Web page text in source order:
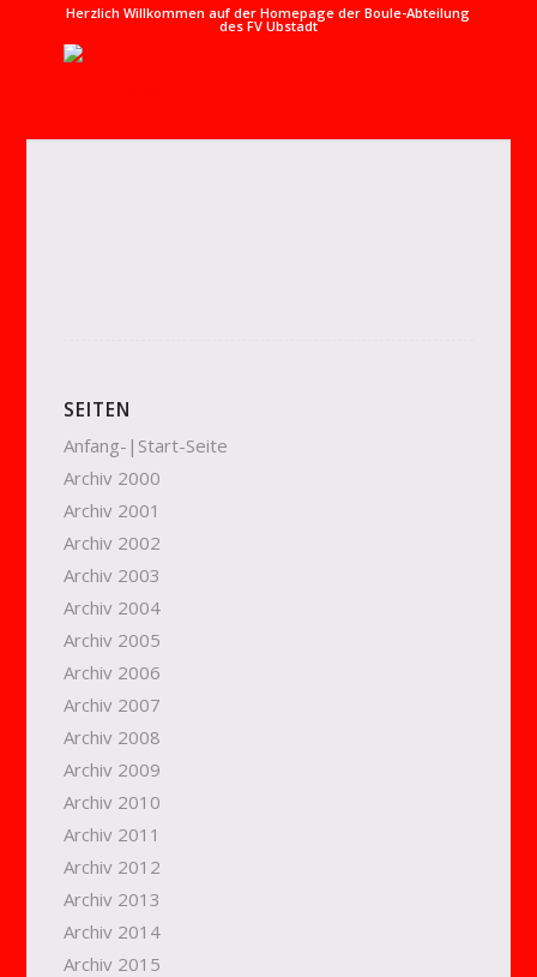
Herzlich Willkommen auf der Homepage der Boule-Abteilung
des FV Ubstadt
SEITEN
Anfang-|Start-Seite
Archiv 2000
Archiv 2001
Archiv 2002
Archiv 2003
Archiv 2004
Archiv 2005
Archiv 2006
Archiv 2007
Archiv 2008
Archiv 2009
Archiv 2010
Archiv 2011
Archiv 2012
Archiv 2013
Archiv 2014
Archiv 2015